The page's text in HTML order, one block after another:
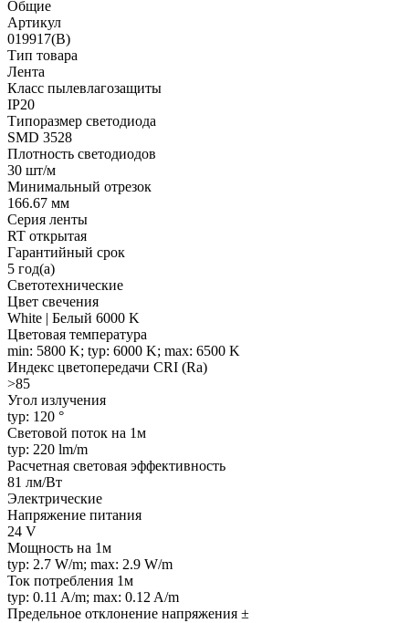
Общие
Артикул
019917(B)
Тип товара
Лента
Класс пылевлагозащиты
IP20
Типоразмер светодиода
SMD 3528
Плотность светодиодов
30 шт/м
Минимальный отрезок
166.67 мм
Серия ленты
RT открытая
Гарантийный срок
5 год(а)
Светотехнические
Цвет свечения
White | Белый 6000 K
Цветовая температура
min: 5800 K; typ: 6000 K; max: 6500 K
Индекс цветопередачи CRI (Ra)
>85
Угол излучения
typ: 120 °
Световой поток на 1м
typ: 220 lm/m
Расчетная световая эффективность
81 лм/Вт
Электрические
Напряжение питания
24 V
Мощность на 1м
typ: 2.7 W/m; max: 2.9 W/m
Ток потребления 1м
typ: 0.11 A/m; max: 0.12 A/m
Предельное отклонение напряжения ±